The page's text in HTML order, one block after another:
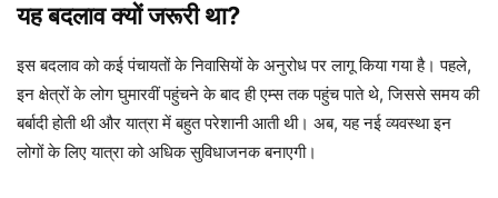
यह बदलाव क्यों जरूरी था?
इस बदलाव को कई पंचायतों के निवासियों के अनुरोध पर लागू किया गया है। पहले,
इन क्षेत्रों के लोग घुमारवीं पहुंचने के बाद ही एम्स तक पहुंच पाते थे, जिससे समय की
बर्बादी होती थी और यात्रा में बहुत परेशानी आती थी। अब, यह नई व्यवस्था इन
लोगों के लिए यात्रा को अधिक सुविधाजनक बनाएगी।